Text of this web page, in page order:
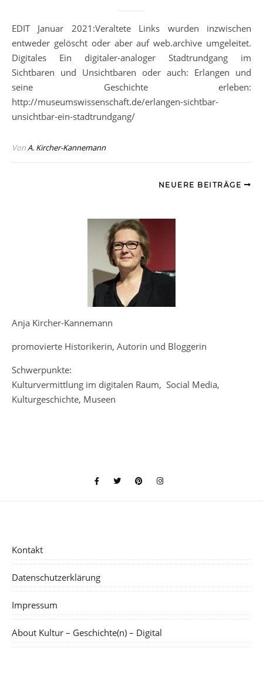
EDIT Januar 2021:Veraltete Links wurden inzwischen
entweder gelöscht oder aber auf web.archive umgeleitet.
Digitales Ein digitaler-analoger Stadtrundgang im
Sichtbaren und Unsichtbaren oder auch: Erlangen und
seine Geschichte erleben:
http://museumswissenschaft.de/erlangen-sichtbar-
unsichtbar-ein-stadtrundgang/
VonA. Kircher-Kannemann
NEUERE BEITRÄGE
Anja Kircher-Kannemann
promovierte Historikerin, Autorin und Bloggerin
Schwerpunkte:
Kulturvermittlung im digitalen Raum, Social Media,
Kulturgeschichte, Museen
Kontakt
Datenschutzerklärung
Impressum
About Kultur – Geschichte(n) – Digital